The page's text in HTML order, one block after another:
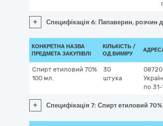
+ Специфікація 6: Папаверин, розчин
КОНКРЕТНА НАЗВА
ПРЕДМЕТА ЗАКУПІВЛІ
КІЛЬКІСТЬ /
ОД.ВИМІРУ
Спирт етиловий 70%
100 мл.
30
штука
08720
по
+ Специфікація 7: Спирт етиловий